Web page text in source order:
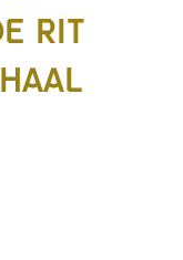
rit